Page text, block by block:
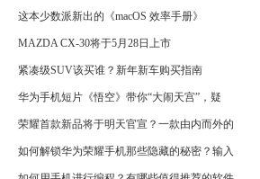
这本少数派新出的《macOS 效率手册》
MAZDA CX-30将于5月28日上市
紧凑级SUV该买谁？新年新车购买指南
华为手机短片《悟空》带你“大闹天宫”，疑
荣耀首款新品将于明天官宣？一款由内而外的
如何解锁华为荣耀手机那些隐藏的秘密？输入